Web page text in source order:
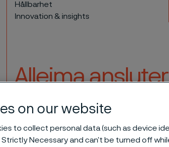
Hållbarhet
Innovation & insights
Alleima
Targets initiative
innehåll
Based Targets initiative
on our website
to collect personal data (such as device
Necessary and can’t be turned off